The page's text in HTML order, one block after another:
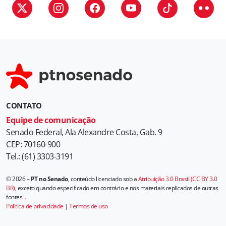
CONTATO
Equipe de comunicação
Senado Federal, Ala Alexandre Costa, Gab. 9
CEP: 70160-900
Tel.: (61) 3303-3191
© 2026 –PT no Senado, conteúdo licenciado sob aAtribuição 3.0 Brasil (CC BY 3.0
BR), exceto quando especificado em contrário e nos materiais replicados de outras
fontes..
Política de privacidade | Termos de uso